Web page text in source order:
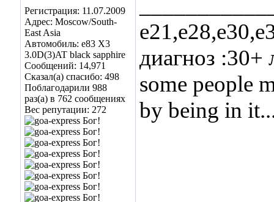
Регистрация: 11.07.2009
Адрес: Moscow/South-
East Asia
Автомобиль: е83 Х3
3.0D(3)AT black sapphire
Сообщений: 14,971
Сказал(а) спасибо: 498
Поблагодарили 988
раз(а) в 762 сообщениях
Вес репутации: 272
диагноз :30+
some people
by being in